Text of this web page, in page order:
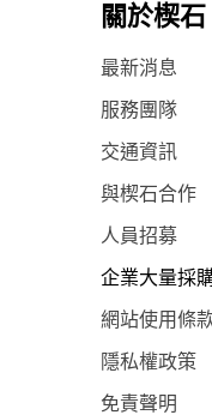
關於楔石
最新消息
服務團隊
交通資訊
與楔石合作
人員招募
企業大量採
網站使用條
隱私權政策
免責聲明